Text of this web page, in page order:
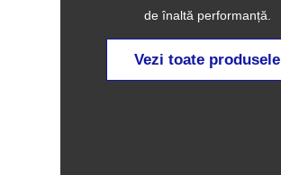
de înaltă performanță.
Vezi toate produsele